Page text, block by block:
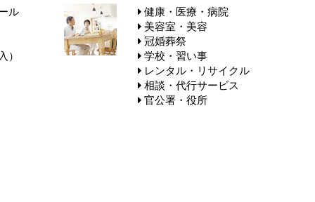
ル
健康・医療・病院
美容室・美容
冠婚葬祭
学校・習い事
レンタル・リサイクル
相談・代行サービス
官公署・役所